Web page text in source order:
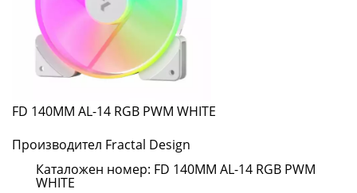
RGB
PWM
WHITE
FD
140MM
AL-
FD 140MM AL-14 RGB PWM WHITE
Производител Fractal Design
Каталожен номер: FD 140MM AL-14 RGB PWM
WHITE